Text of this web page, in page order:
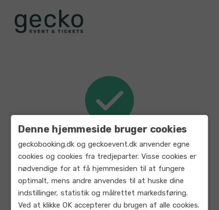
Denne hjemmeside bruger cookies
geckobooking.dk og geckoevent.dk anvender egne
cookies og cookies fra tredjeparter. Visse cookies er
nødvendige for at få hjemmesiden til at fungere
optimalt, mens andre anvendes til at huske dine
indstillinger, statistik og målrettet markedsføring.
Ved at klikke OK accepterer du brugen af alle cookies.
Tak for din bestilling!
Vi er nu i gang med at opsætte din demo og